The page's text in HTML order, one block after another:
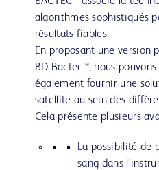
algorithmes sophistiqués
résultats fiables.
En proposant une version
BD Bactec™, nous pouvons
également fournir une
satellite au sein des
Cela présente plusieurs
La possibilité de
sang dans